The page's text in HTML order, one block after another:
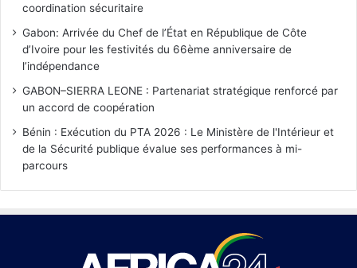
coordination sécuritaire
Gabon: Arrivée du Chef de l’État en République de Côte
d’Ivoire pour les festivités du 66ème anniversaire de
l’indépendance
GABON–SIERRA LEONE : Partenariat stratégique renforcé par
un accord de coopération
Bénin : Exécution du PTA 2026 : Le Ministère de l'Intérieur et
de la Sécurité publique évalue ses performances à mi-
parcours